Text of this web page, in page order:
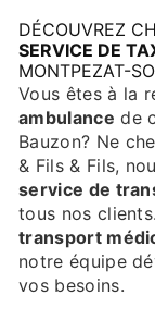
DÉCOUVREZ
SERVICE DE
MONTPEZAT-
Vous êtes à la
ambulance de
Bauzon? Ne
& Fils & Fils,
service de
tous nos
transport
notre équipe
vos besoins.